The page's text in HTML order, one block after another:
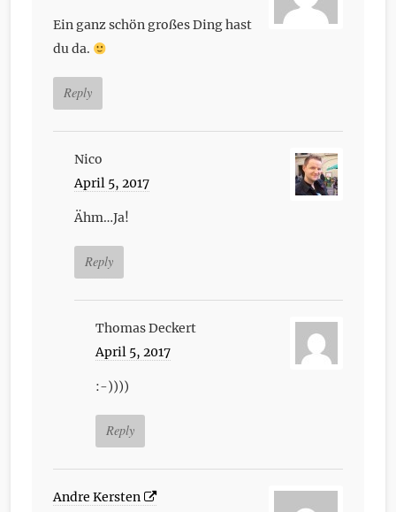
Ein ganz schön großes Ding hast
du da.
Reply
Nico
April 5, 2017
Ähm…Ja!
Reply
Thomas Deckert
April 5, 2017
:-))))
Reply
Andre Kersten